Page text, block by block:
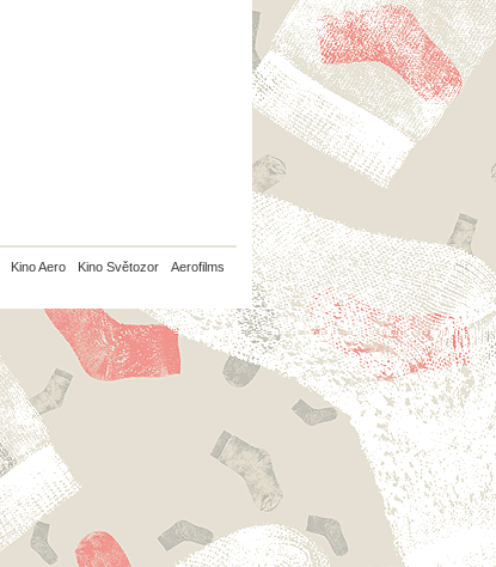
Kino Aero Kino Světozor Aerofilms